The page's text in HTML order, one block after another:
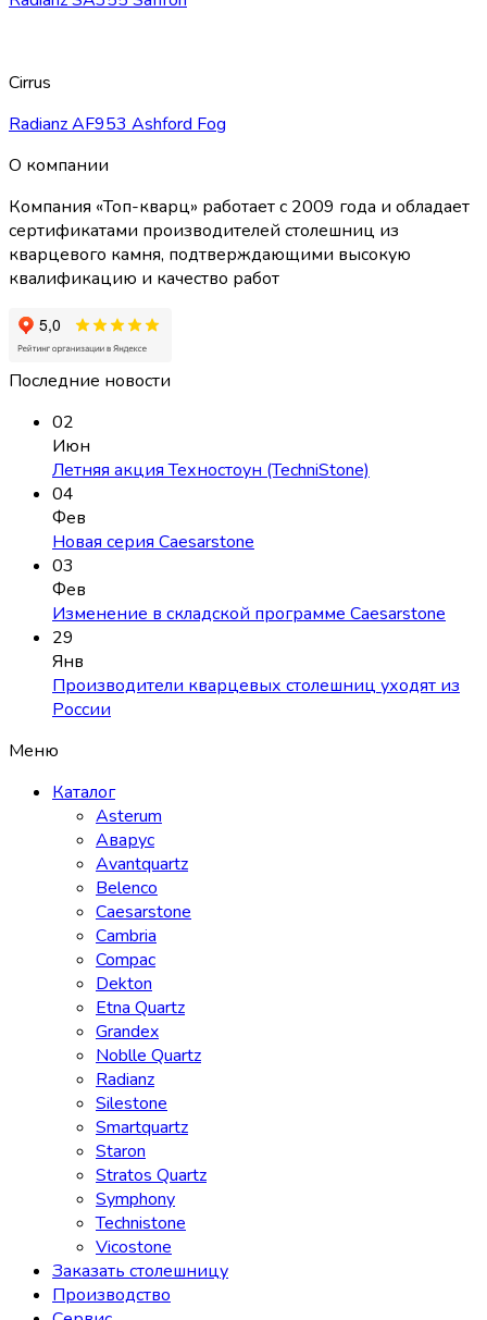
Cirrus
Radianz AF953 Ashford Fog
О компании
Компания «Топ-кварц» работает с 2009 года и обладает
сертификатами производителей столешниц из
кварцевого камня, подтверждающими высокую
квалификацию и качество работ
Последние новости
02
Июн
Летняя акция Техностоун (TechniStone)
04
Фев
Новая серия Caesarstone
03
Фев
Изменение в складской программе Caesarstone
29
Янв
Производители кварцевых столешниц уходят из
России
Меню
Каталог
Asterum
Аварус
Avantquartz
Belenco
Caesarstone
Cambria
Compac
Dekton
Etna Quartz
Grandex
Noblle Quartz
Radianz
Silestone
Smartquartz
Staron
Stratos Quartz
Symphony
Technistone
Vicostone
Заказать столешницу
Производство